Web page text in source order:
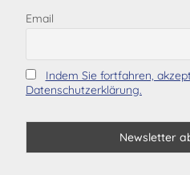
Email
Indem Sie fortfahren,
Datenschutzerklärung.